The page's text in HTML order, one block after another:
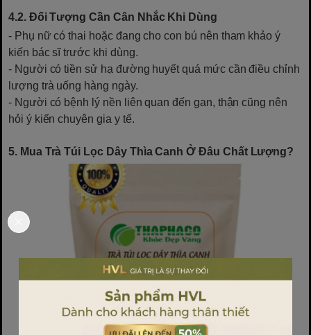
4.2. Đối Tượng Cần Cân Nhắc Khi Dùng
- Phụ nữ có thai hoặc đang cho con bú nên tham khảo ý
kiến bác sĩ trước khi dùng.
- Người có tiền sử hạ đường huyết quá mức cần điều chỉnh
lượng trà uống hàng ngày.
- Người có bệnh lý nền liên quan đến gan, thận cũng nên
hỏi ý kiến chuyên gia y tế.
5. Mua Trà Túi Lọc Dây Thìa Canh Ở Đâu Chất Lượng?